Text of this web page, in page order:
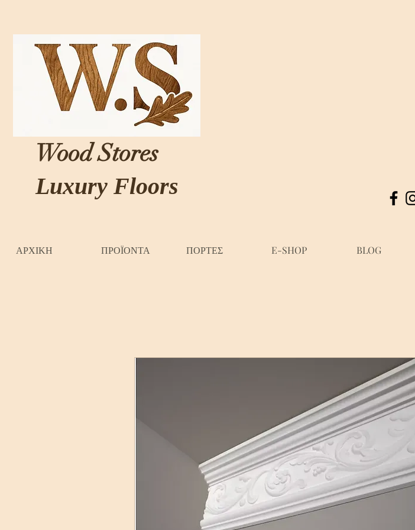
Wood Stores
Luxury Floors
ΑΡΧΙΚΗ ΠΡΟΪΟΝΤΑ ΠΟΡΤΕΣ E-SHOP BLOG